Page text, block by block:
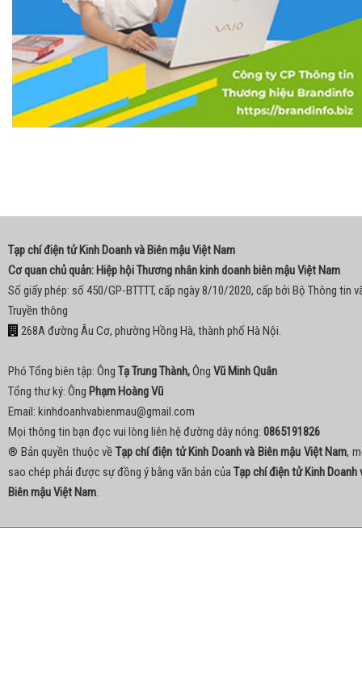
Tạp chí điện tử Kinh Doanh và Biên mậu Việt Nam
Cơ quan chủ quản: Hiệp hội Thương nhân kinh doanh biên mậu Việt Nam
Số giấy phép: số 450/GP-BTTTT, cấp ngày 8/10/2020, cấp bởi Bộ Thông tin
Truyền thông
268A đường Âu Cơ, phường Hồng Hà, thành phố Hà Nội.
Phó Tổng biên tập: Ông Tạ Trung Thành,Ông Vũ Minh Quân
Tổng thư ký: Ông Phạm Hoàng Vũ
Email: kinhdoanhvabienmau@gmail.com
Mọi thông tin bạn đọc vui lòng liên hệ đường dây nóng: 0865191826
® Bản quyền thuộc về Tạp chí điện tử Kinh Doanh và Biên mậu Việt Nam,
sao chép phải được sự đồng ý bằng văn bản củaTạp chí điện tử Kinh Doanh
Biên mậu Việt Nam.